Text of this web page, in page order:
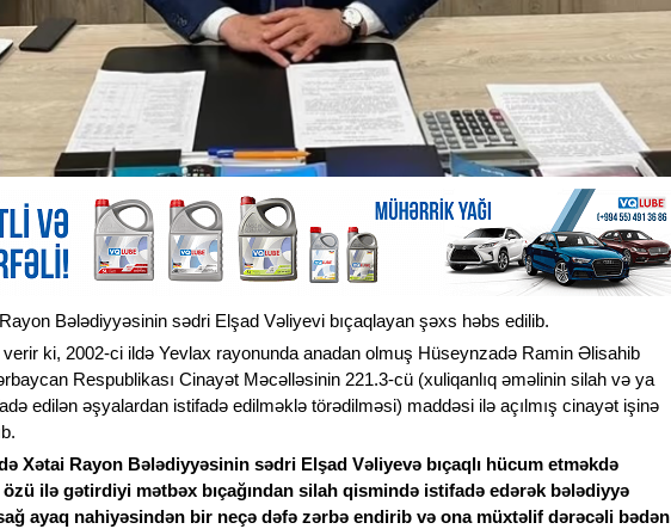
Bələdiyyəsinin sədri Elşad Vəliyevi bıçaqlayan şəxs həbs edilib.
ki, 2002-ci ildə Yevlax rayonunda anadan olmuş Hüseynzadə Ramin Əlisahib
Respublikası Cinayət Məcəlləsinin 221.3-cü (xuliqanlıq əməlinin silah və ya
edilən əşyalardan istifadə edilməklə törədilməsi) maddəsi ilə açılmış cinayət işinə
Xətai Rayon Bələdiyyəsinin sədri Elşad Vəliyevə bıçaqlı hücum etməkdə
ilə gətirdiyi mətbəx bıçağından silah qismində istifadə edərək bələdiyyə
ayaq nahiyəsindən bir neçə dəfə zərbə endirib və ona müxtəlif dərəcəli bədən